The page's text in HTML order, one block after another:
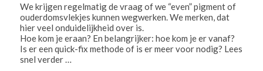
We krijgen regelmatig de vraag of we “even” pigment of
ouderdomsvlekjes kunnen wegwerken. We merken, dat
hier veel onduidelijkheid over is.
Hoe kom je eraan? En belangrijker: hoe kom je er vanaf?
Is er een quick-fix methode of is er meer voor nodig? Lees
snel verder …